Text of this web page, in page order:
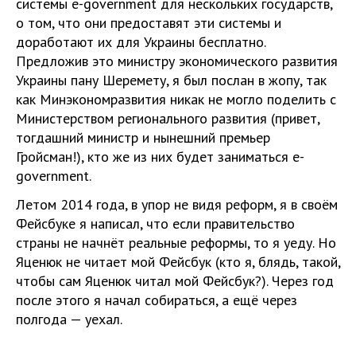
о том, что они предоставят эти системы и
доработают их для Украины бесплатно.
Предложив это министру экономического развития
Украины пану Шеремету, я был послан в жопу, так
как Минэкономразвития никак не могло поделить с
Министерством регионального развития (привет,
тогдашний министр и нынешний премьер
Гройсман!), кто же из них будет заниматься e-
government.
Летом 2014 года, в упор не видя реформ, я в своём
Фейсбуке я написал, что если правительство
страны не начнёт реальные реформы, то я уеду. Но
Яценюк не читает мой Фейсбук (кто я, блядь, такой,
чтобы сам Яценюк читал мой Фейсбук?). Через год
после этого я начал собираться, а ещё через
полгода — уехал.